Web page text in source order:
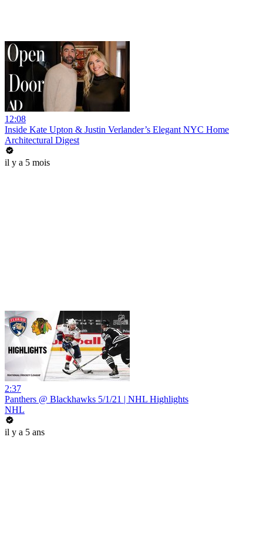
12:08
Inside Kate Upton & Justin Verlander’s Elegant NYC Home
Architectural Digest
il y a 5 mois
2:37
Panthers @ Blackhawks 5/1/21 | NHL Highlights
NHL
il y a 5 ans